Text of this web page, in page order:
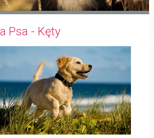
Kontakt
Psa - Kęty